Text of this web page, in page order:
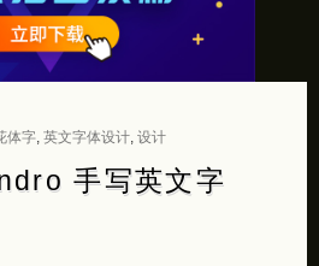
体字, 英文字体设计, 设计
手写英文字